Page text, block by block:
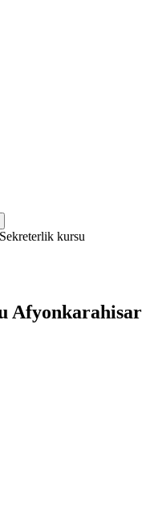
kursu
Afyonkarahisar